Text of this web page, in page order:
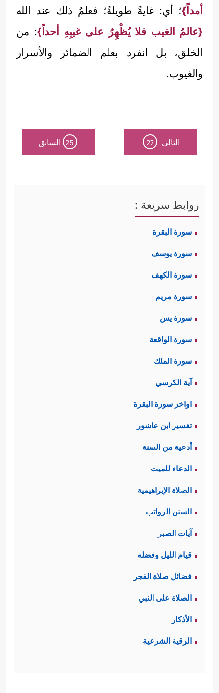
أمداً}؛ أي: غايةً طويلةً؛ فعلمُ ذلك عند الله
{عالمُ الغيب فلا يُظْهِرُ على غيبِهِ أحداً}: من
الخلق، بل انفرد بعلم الضمائر والأسرار
والغيوب.
التالي 27
25 السابق
روابط سريعة :
سورة البقرة
سورة يوسف
سورة الكهف
سورة مريم
سورة يس
سورة الواقعة
سورة الملك
آية الكرسي
اواخر سورة البقرة
تفسير ابن عاشور
أدعية من السنة
الدعاء للميت
الصلاة الإبراهيمية
السنن الرواتب
آيات الصبر
قيام الليل وفضله
فضائل صلاة الفجر
الصلاة على النبي
الأذكار
الرقية الشرعية